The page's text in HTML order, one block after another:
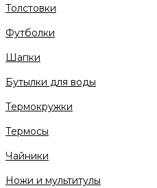
Толстовки
Футболки
Шапки
Бутылки для воды
Термокружки
Термосы
Чайники
Ножи и мультитулы